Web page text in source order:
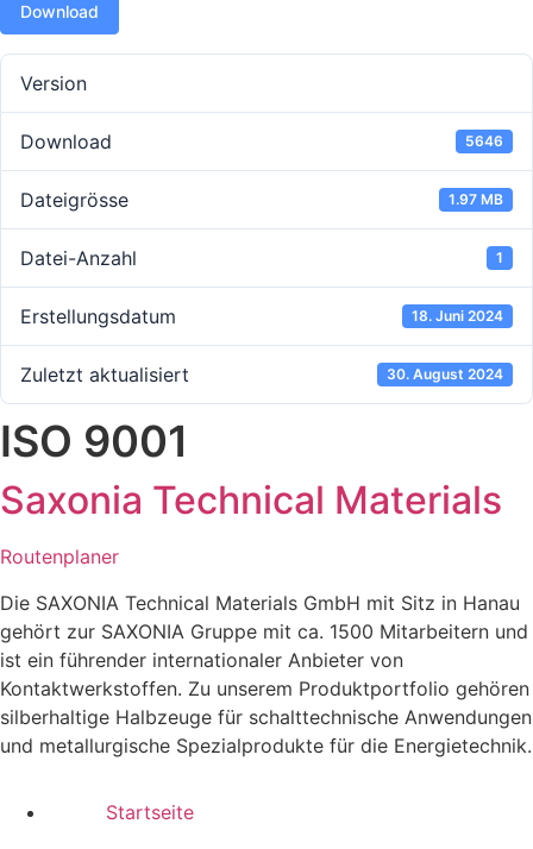
Download
Version
Download 5646
Dateigrösse 1.97 MB
Datei-Anzahl 1
Erstellungsdatum 18. Juni 2024
Zuletzt aktualisiert 30. August 2024
ISO 9001
Saxonia Technical Materials
Routenplaner
Die SAXONIA Technical Materials GmbH mit Sitz in Hanau
gehört zur SAXONIA Gruppe mit ca. 1500 Mitarbeitern und
ist ein führender internationaler Anbieter von
Kontaktwerkstoffen. Zu unserem Produktportfolio gehören
silberhaltige Halbzeuge für schalttechnische Anwendungen
und metallurgische Spezialprodukte für die Energietechnik.
Startseite